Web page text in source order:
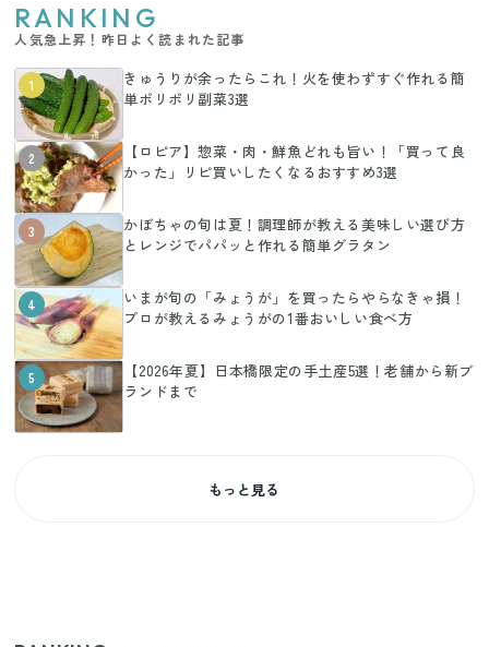
RANKING
人気急上昇！昨日よく読まれた記事
1
きゅうりが余ったらこれ！火を使わずすぐ作れる簡
単ポリポリ副菜3選
2
【ロピア】惣菜・肉・鮮魚どれも旨い！「買って良
かった」リピ買いしたくなるおすすめ3選
3
かぼちゃの旬は夏！調理師が教える美味しい選び方
とレンジでパパッと作れる簡単グラタン
4
いまが旬の「みょうが」を買ったらやらなきゃ損！
プロが教えるみょうがの1番おいしい食べ方
5
【2026年夏】日本橋限定の手土産5選！老舗から新ブ
ランドまで
もっと見る